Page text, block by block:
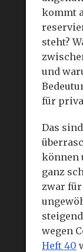
kommt
steht?
und
für
Das
können
ganz
zwar
wegen
Heft 40